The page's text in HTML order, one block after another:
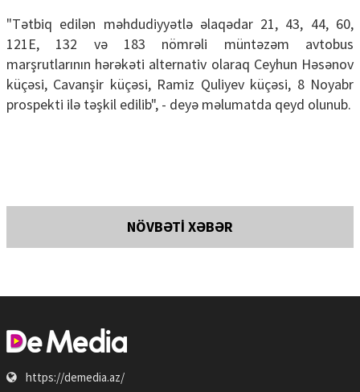
"Tətbiq edilən məhdudiyyətlə əlaqədar 21, 43, 44, 60,
121E, 132 və 183 nömrəli müntəzəm avtobus
marşrutlarının hərəkəti alternativ olaraq Ceyhun Həsənov
küçəsi, Cavanşir küçəsi, Ramiz Quliyev küçəsi, 8 Noyabr
prospekti ilə təşkil edilib", - deyə məlumatda qeyd olunub.
NÖVBƏTİ XƏBƏR
https://demedia.az/